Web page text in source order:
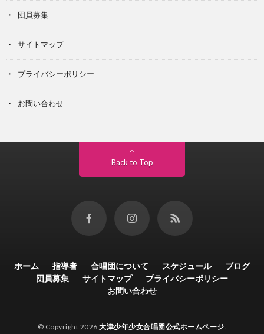
団員募集
サイトマップ
プライバシーポリシー
お問い合わせ
Back to Top
ホーム 指導者 合唱団について スケジュール
ブログ
団員募集
サイトマップ
プライバシーポリシー
お問い合わせ
© Copyright 2026大津少年少女合唱団公式ホームページ.